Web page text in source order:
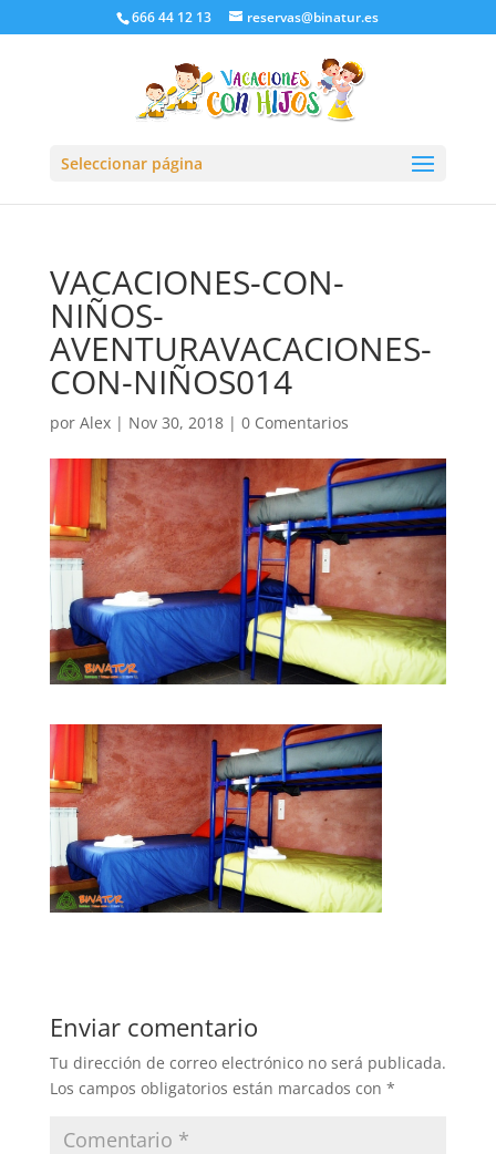
666 44 12 13 reservas@binatur.es
Seleccionar página
VACACIONES-CON-
NIÑOS-
AVENTURAVACACIONES-
CON-NIÑOS014
por Alex| Nov 30, 2018| 0 Comentarios
Enviar comentario
Tu dirección de correo electrónico no será publicada.
Los campos obligatorios están marcados con *